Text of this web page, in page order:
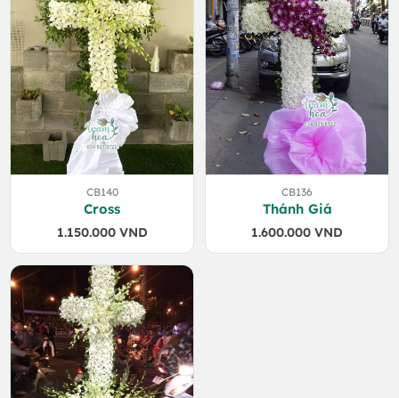
CB140
Cross
1.150.000 VND
CB136
Thánh Giá
1.600.000 VND